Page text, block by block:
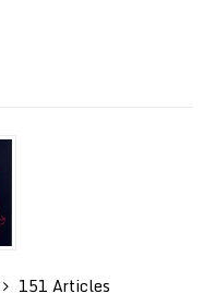
151 Articles